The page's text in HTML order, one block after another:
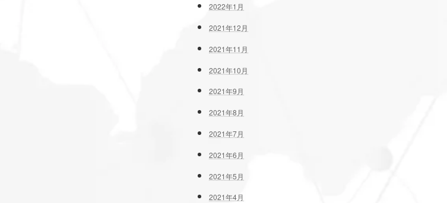
2022年1月
2021年12月
2021年11月
2021年10月
2021年9月
2021年8月
2021年7月
2021年6月
2021年5月
2021年4月